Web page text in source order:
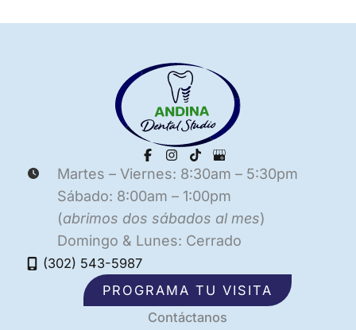
Martes – Viernes: 8:30am – 5:30pm
Sábado: 8:00am – 1:00pm
(abrimos dos sábados al mes)
Domingo & Lunes: Cerrado
(302) 543-5987
PROGRAMA TU VISITA
Contáctanos